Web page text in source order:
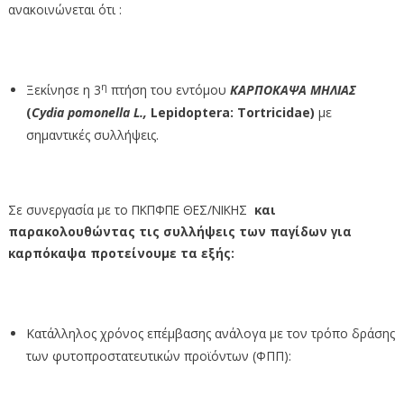
ανακοινώνεται ότι :
Ξεκίνησε η 3η πτήση του εντόμου ΚΑΡΠΟΚΑΨΑ ΜΗΛΙΑΣ
(Cydia pomonella L., Lepidoptera: Tortricidae) με
σημαντικές συλλήψεις.
Σε συνεργασία με το ΠΚΠΦΠΕ ΘΕΣ/ΝΙΚΗΣ και
παρακολουθώντας τις συλλήψεις των παγίδων για
καρπόκαψα προτείνουμε τα εξής:
Κατάλληλος χρόνος επέμβασης ανάλογα με τον τρόπο δράσης
των φυτοπροστατευτικών προϊόντων (ΦΠΠ):